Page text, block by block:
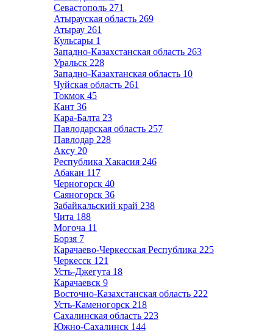
Севастополь 271
Атырауская область 269
Атырау 261
Кульсары 1
Западно-Казахстанская область 263
Уральск 228
Западно-Казахтанская область 10
Чуйская область 261
Токмок 45
Кант 36
Кара-Балта 23
Павлодарская область 257
Павлодар 228
Аксу 20
Республика Хакасия 246
Абакан 117
Черногорск 40
Саяногорск 36
Забайкальский край 238
Чита 188
Могоча 11
Борзя 7
Карачаево-Черкесская Республика 225
Черкесск 121
Усть-Джегута 18
Карачаевск 9
Восточно-Казахстанская область 222
Усть-Каменогорск 218
Сахалинская область 223
Южно-Сахалинск 144